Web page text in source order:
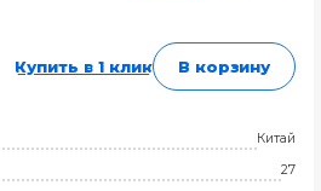
Купить в 1 клик В корзину
Китай
27